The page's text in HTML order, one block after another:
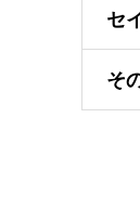
セ
そ